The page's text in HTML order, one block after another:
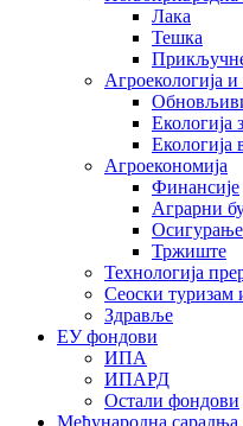
Лака
Тешка
Агроекологија
Екологија
Екологија
Агроекономија
Финансије
Аграрни
Осигурање
Тржиште
Технологија
Сеоски туризам
Здравље
ЕУ фондови
ИПА
ИПАРД
Остали фондови
Међународна сарадња